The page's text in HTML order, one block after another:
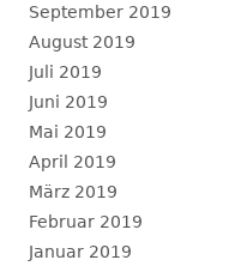
September 2019
August 2019
Juli 2019
Juni 2019
Mai 2019
April 2019
März 2019
Februar 2019
Januar 2019